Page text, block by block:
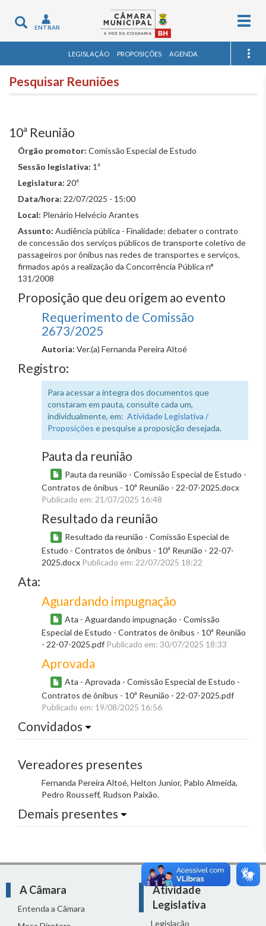
Toggle
navigation
ENTRAR
LEGISLAÇÃO PROPOSIÇÕES AGENDA
Pesquisar Reuniões
10ª Reunião
Órgão promotor: Comissão Especial de Estudo
Sessão legislativa: 1ª
Legislatura: 20ª
Data/hora: 22/07/2025 - 15:00
Local: Plenário Helvécio Arantes
Assunto: Audiência pública - Finalidade: debater o contrato
de concessão dos serviços públicos de transporte coletivo de
passageiros por ônibus nas redes de transportes e serviços,
firmados após a realização da Concorrência Pública n°
131/2008
Proposição que deu origem ao evento
Requerimento de Comissão
2673/2025
Autoria: Ver.(a) Fernanda Pereira Altoé
Registro:
Para acessar a íntegra dos documentos que
constaram em pauta, consulte cada um,
individualmente, em: Atividade Legislativa /
Proposições e pesquise a proposição desejada.
Pauta da reunião
Pauta da reunião - Comissão Especial de Estudo -
Contratos de ônibus - 10ª Reunião - 22-07-2025.docx
Publicado em: 21/07/2025 16:48
Resultado da reunião
Resultado da reunião - Comissão Especial de
Estudo - Contratos de ônibus - 10ª Reunião - 22-07-
2025.docx Publicado em: 22/07/2025 18:22
Ata:
Aguardando impugnação
Ata - Aguardando impugnação - Comissão
Especial de Estudo - Contratos de ônibus - 10ª Reunião
- 22-07-2025.pdf Publicado em: 30/07/2025 18:33
Aprovada
Ata - Aprovada - Comissão Especial de Estudo -
Contratos de ônibus - 10ª Reunião - 22-07-2025.pdf
Publicado em: 19/08/2025 16:56
Convidados
Vereadores presentes
Fernanda Pereira Altoé, Helton Junior, Pablo Almeida,
Pedro Rousseff, Rudson Paixão.
Demais presentes
A Câmara
Entenda a Câmara
Atividade
Legislativa
Legislação